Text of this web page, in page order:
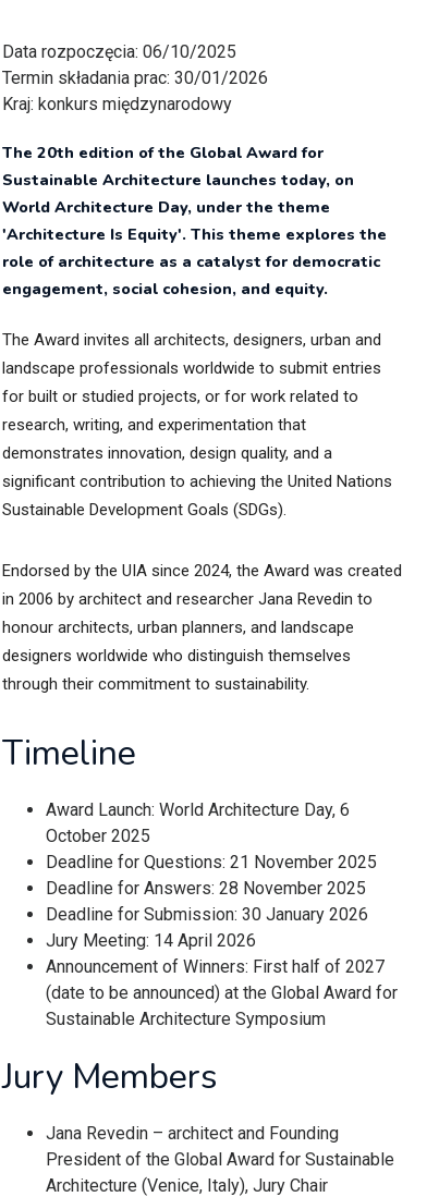
Data rozpoczęcia: 06/10/2025
Termin składania prac: 30/01/2026
Kraj: konkurs międzynarodowy
The 20th edition of the Global Award for
Sustainable Architecture launches today, on
World Architecture Day, under the theme
'Architecture Is Equity'. This theme explores the
role of architecture as a catalyst for democratic
engagement, social cohesion, and equity.
The Award invites all architects, designers, urban and
landscape professionals worldwide to submit entries
for built or studied projects, or for work related to
research, writing, and experimentation that
demonstrates innovation, design quality, and a
significant contribution to achieving the United Nations
Sustainable Development Goals (SDGs).
Endorsed by the UIA since 2024, the Award was created
in 2006 by architect and researcher Jana Revedin to
honour architects, urban planners, and landscape
designers worldwide who distinguish themselves
through their commitment to sustainability.
Timeline
Award Launch: World Architecture Day, 6
October 2025
Deadline for Questions: 21 November 2025
Deadline for Answers: 28 November 2025
Deadline for Submission: 30 January 2026
Jury Meeting: 14 April 2026
Announcement of Winners: First half of 2027
(date to be announced) at the Global Award for
Sustainable Architecture Symposium
Jury Members
Jana Revedin – architect and Founding
President of the Global Award for Sustainable
Architecture (Venice, Italy), Jury Chair